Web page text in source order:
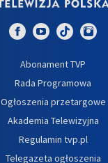
Abonament TVP
Rada Programowa
Ogłoszenia przetargowe
Akademia Telewizyjna
Regulamin tvp.pl
Telegazeta ogłoszenia